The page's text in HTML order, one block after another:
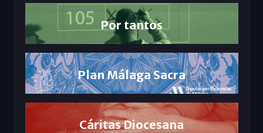
Por tantos
Plan Málaga Sacra
Cáritas Diocesana